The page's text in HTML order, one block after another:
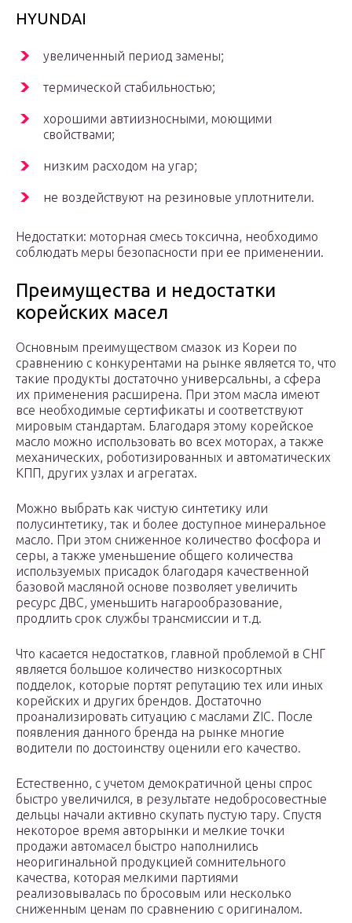
HYUNDAI
увеличенный период замены;
термической стабильностью;
хорошими автиизносными, моющими
свойствами;
низким расходом на угар;
не воздействуют на резиновые уплотнители.
Недостатки: моторная смесь токсична, необходимо
соблюдать меры безопасности при ее применении.
Преимущества и недостатки
корейских масел
Основным преимуществом смазок из Кореи по
сравнению с конкурентами на рынке является то, что
такие продукты достаточно универсальны, а сфера
их применения расширена. При этом масла имеют
все необходимые сертификаты и соответствуют
мировым стандартам. Благодаря этому корейское
масло можно использовать во всех моторах, а также
механических, роботизированных и автоматических
КПП, других узлах и агрегатах.
Можно выбрать как чистую синтетику или
полусинтетику, так и более доступное минеральное
масло. При этом сниженное количество фосфора и
серы, а также уменьшение общего количества
используемых присадок благодаря качественной
базовой масляной основе позволяет увеличить
ресурс ДВС, уменьшить нагарообразование,
продлить срок службы трансмиссии и т.д.
Что касается недостатков, главной проблемой в СНГ
является большое количество низкосортных
подделок, которые портят репутацию тех или иных
корейских и других брендов. Достаточно
проанализировать ситуацию с маслами ZIC. После
появления данного бренда на рынке многие
водители по достоинству оценили его качество.
Естественно, с учетом демократичной цены спрос
быстро увеличился, в результате недобросовестные
дельцы начали активно скупать пустую тару. Спустя
некоторое время авторынки и мелкие точки
продажи автомасел быстро наполнились
неоригинальной продукцией сомнительного
качества, которая мелкими партиями
реализовывалась по бросовым или несколько
сниженным ценам по сравнению с оригиналом.